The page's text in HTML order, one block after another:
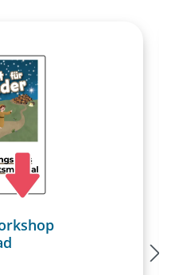
wertvollen
Larissa
und kurze
leicht
ca. 20 Rollen.